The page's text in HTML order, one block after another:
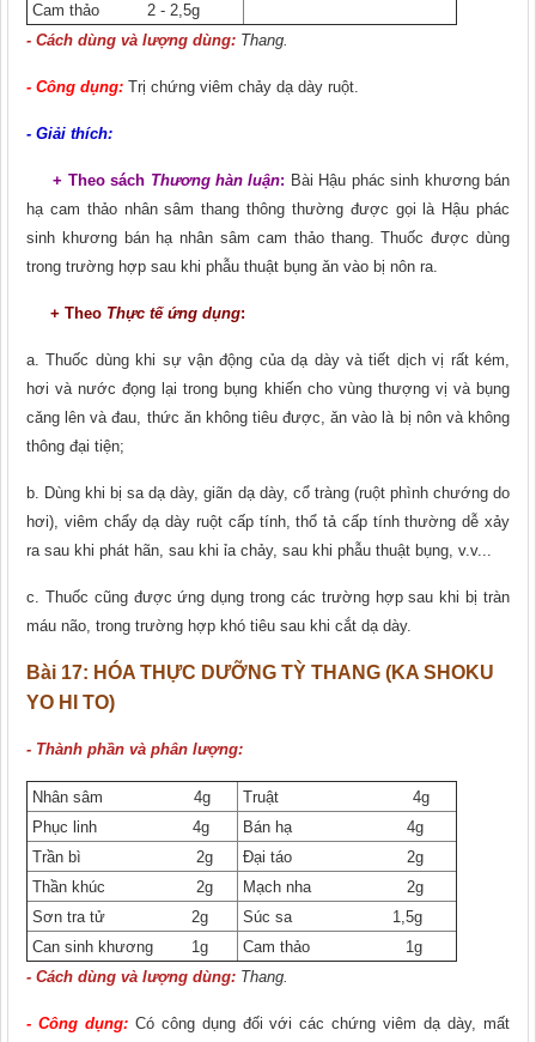
Cam thảo 2 - 2,5g
- Cách dùng và lượng dùng: Thang.
- Công dụng: Trị chứng viêm chảy dạ dày ruột.
- Giải thích:
+ Theo sách Thương hàn luận: Bài Hậu phác sinh khương bán
hạ cam thảo nhân sâm thang thông thường được gọi là Hậu phác
sinh khương bán hạ nhân sâm cam thảo thang. Thuốc được dùng
trong trường hợp sau khi phẫu thuật bụng ǎn vào bị nôn ra.
+ Theo Thực tế ứng dụng:
a. Thuốc dùng khi sự vận động của dạ dày và tiết dịch vị rất kém,
hơi và nước đọng lại trong bụng khiến cho vùng thượng vị và bụng
cǎng lên và đau, thức ǎn không tiêu được, ǎn vào là bị nôn và không
thông đại tiện;
b. Dùng khi bị sa dạ dày, giãn dạ dày, cổ tràng (ruột phình chướng do
hơi), viêm chẩy dạ dày ruột cấp tính, thổ tả cấp tính thường dễ xảy
ra sau khi phát hãn, sau khi ỉa chảy, sau khi phẫu thuật bụng, v.v...
c. Thuốc cũng được ứng dụng trong các trường hợp sau khi bị tràn
máu não, trong trường hợp khó tiêu sau khi cắt dạ dày.
Bài 17: HÓA THỰC DƯỠNG TỲ THANG (KA SHOKU
YO HI TO)
- Thành phần và phân lượng:
Nhân sâm 4g
Truật 4g
Phục linh 4g
Bán hạ 4g
Trần bì 2g
Đại táo 2g
Thần khúc 2g
Mạch nha 2g
Sơn tra tử 2g
Súc sa 1,5g
Can sinh khương 1g
Cam thảo 1g
- Cách dùng và lượng dùng: Thang.
- Công dụng: Có công dụng đối với các chứng viêm dạ dày, mất